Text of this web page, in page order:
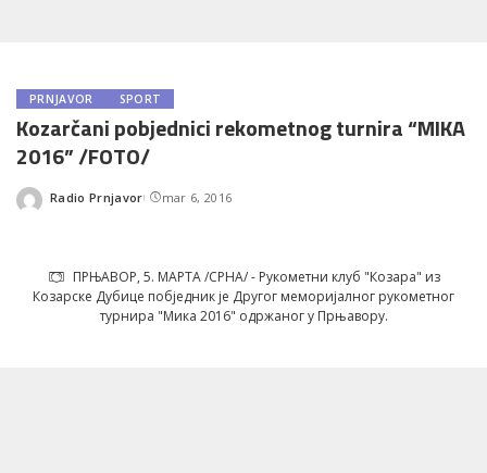
PRNJAVOR SPORT
Kozarčani pobjednici rekometnog turnira “MIKA
2016” /FOTO/
Posted
Radio Prnjavor mar 6, 2016
ПРЊАВОР, 5. МАРТА /СРНА/ - Рукометни клуб "Козара" из
Козарске Дубице побједник је Другог меморијалног рукометног
турнира "Мика 2016" одржаног у Прњавору.